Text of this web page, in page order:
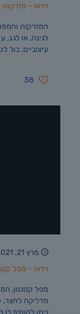
וידאו – מזרקות
המזרקות
לגינה, או לגג,
עיצוביים, בול
38
מרץ 21, 2021
וידאו – מפל
מפל קטנטן,
מדליקה לחצר,
ניתן להוסיף לו